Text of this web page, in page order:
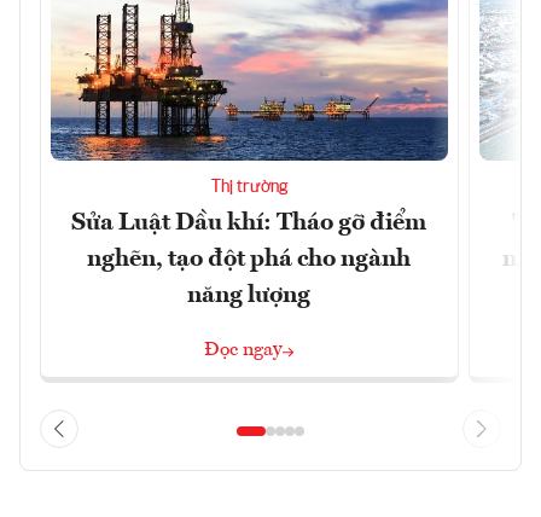
Thị trường
Sửa Luật Dầu khí: Tháo gỡ điểm
nghẽn, tạo đột phá cho ngành
năng lượng
Đọc ngay